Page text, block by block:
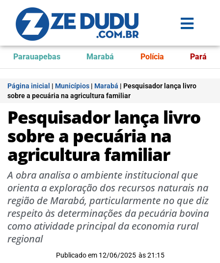
Parauapebas Marabá Polícia Pará
Página inicial | Municípios | Marabá | Pesquisador lança livro
sobre a pecuária na agricultura familiar
Pesquisador lança livro
sobre a pecuária na
agricultura familiar
A obra analisa o ambiente institucional que
orienta a exploração dos recursos naturais na
região de Marabá, particularmente no que diz
respeito às determinações da pecuária bovina
como atividade principal da economia rural
regional
Publicado em 12/06/2025 às 21:15